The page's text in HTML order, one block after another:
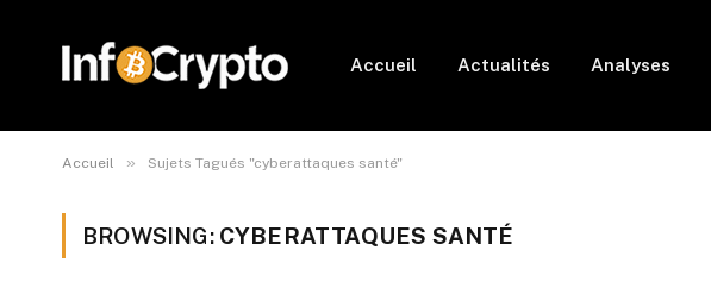
Accueil Actualités Analyses
Accueil » Sujets Tagués "cyberattaques santé"
BROWSING: CYBERATTAQUES SANTÉ